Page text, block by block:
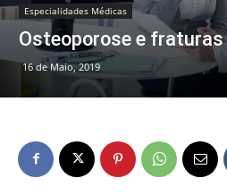
Especialidades Médicas
Osteoporose e
16 de Maio, 2019